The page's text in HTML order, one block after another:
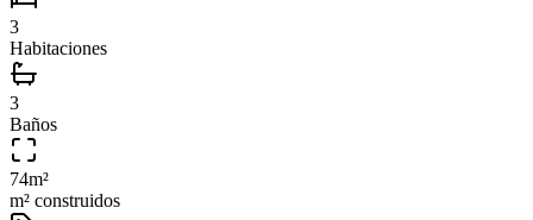
3
Habitaciones
3
Baños
74m²
m² construidos